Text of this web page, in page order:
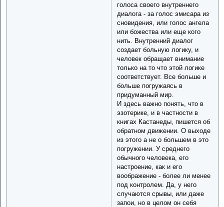
голоса своего внутреннего
диалога - за голос эмисара из
сновидения, или голос ангела
или божества или еще кого
нить. Внутренний диалог
создает больную логику, и
человек обращает внимание
только на то что этой логике
соответствует. Все больше и
больше погружаясь в
придуманный мир.
И здесь важно понять, что в
эзотерике, и в частности в
книгах Кастанеды, пишется об
обратном движении. О выходе
из этого а не о большем в это
погружении. У среднего
обычного человека, его
настроение, как и его
воображение - более ли менее
под контролем. Да, у него
случаются срывы, или даже
запои, но в целом он себя